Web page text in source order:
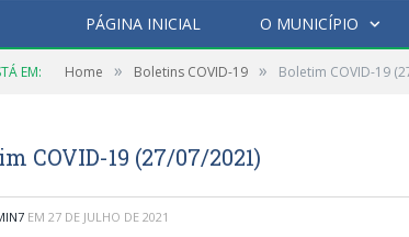
PÁGINA INICIAL O MUNICÍPIO
EM: Home » Boletins COVID-19 » Boletim COVID-19
COVID-19 (27/07/2021)
EM 27 DE JULHO DE 2021